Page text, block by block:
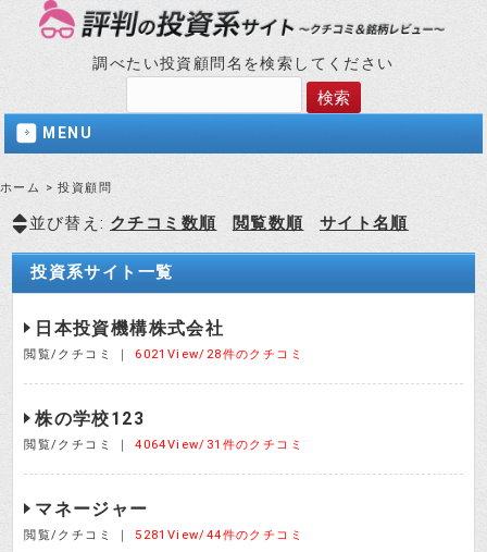
調べたい投資顧問名を検索してください
MENU
ホーム >投資顧問
並び替え: クチコミ数順 閲覧数順 サイト名順
投資系サイト一覧
日本投資機構株式会社
閲覧/クチコミ ｜ 6021View/28件のクチコミ
株の学校123
閲覧/クチコミ ｜4064View/31件のクチコミ
マネージャー
閲覧/クチコミ ｜ 5281View/44件のクチコミ